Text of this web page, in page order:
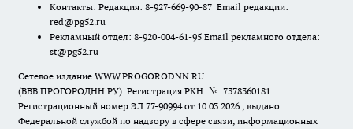
Контакты: Редакция: 8-927-669-90-87 Email редакции:
red@pg52.ru
Рекламный отдел: 8-920-004-61-95 Email рекламного отдела:
st@pg52.ru
Сетевое издание WWW.PROGORODNN.RU
(ВВВ.ПРОГОРОДНН.РУ). Регистрация РКН: №: 7378360181.
Регистрационный номер ЭЛ 77-90994 от 10.03.2026., выдано
Федеральной службой по надзору в сфере связи, информационных